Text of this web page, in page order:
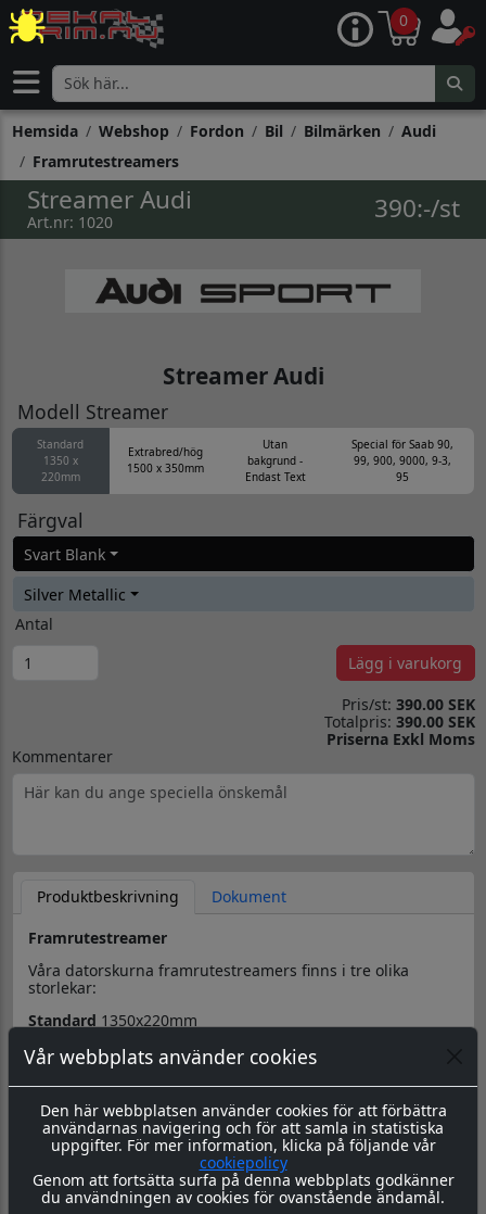
Vår webbplats använder cookies
Den här webbplatsen använder cookies för att förbättra
användarnas navigering och för att samla in statistiska
uppgifter. För mer information, klicka på följande vår
cookiepolicy
Genom att fortsätta surfa på denna webbplats godkänner
du användningen av cookies för ovanstående ändamål.
0
Hemsida Webshop Fordon Bil Bilmärken
Audi
Framrutestreamers
Streamer Audi
Art.nr: 1020 390:-/st
Streamer Audi
Modell Streamer
Standard
1350 x
220mm
Extrabred/hög
1500 x 350mm
Utan
bakgrund -
Endast Text
Special för Saab 90,
99, 900, 9000, 9-3,
95
Färgval
Svart Blank
Silver Metallic
Antal
Lägg i varukorg
Pris/st: 390.00 SEK
Totalpris: 390.00 SEK
Priserna Exkl Moms
Kommentarer
Produktbeskrivning
Dokument
Framrutestreamer
Våra datorskurna framrutestreamers finns i tre olika
storlekar:
Standard 1350x220mm
Extra bred/hög1500x350mm
Saab(90,900,9000,9-3,9-5) 1400x360mm
Bakgrunden är formskuren i bågform iöverkant för enkelt
montage. Höjden på mitten är 150mm, förutom på den
extra breda där höjden på mitten är 210mm.
Texten anpassas efter streamerns mått, max 120mm hög
och/eller max 1120mm bred.